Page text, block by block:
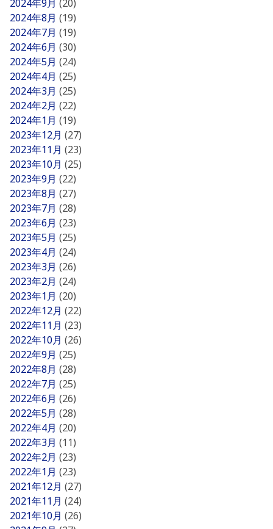
2024年9月 (20)
2024年8月 (19)
2024年7月 (19)
2024年6月 (30)
2024年5月 (24)
2024年4月 (25)
2024年3月 (25)
2024年2月 (22)
2024年1月 (19)
2023年12月 (27)
2023年11月 (23)
2023年10月 (25)
2023年9月 (22)
2023年8月 (27)
2023年7月 (28)
2023年6月 (23)
2023年5月 (25)
2023年4月 (24)
2023年3月 (26)
2023年2月 (24)
2023年1月 (20)
2022年12月 (22)
2022年11月 (23)
2022年10月 (26)
2022年9月 (25)
2022年8月 (28)
2022年7月 (25)
2022年6月 (26)
2022年5月 (28)
2022年4月 (20)
2022年3月 (11)
2022年2月 (23)
2022年1月 (23)
2021年12月 (27)
2021年11月 (24)
2021年10月 (26)